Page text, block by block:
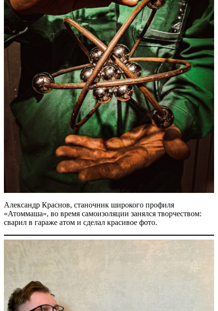
Александр Краснов, станочник широкого профиля
«Атоммаша», во время самоизоляции занялся творчеством:
сварил в гараже атом и сделал красивое фото.